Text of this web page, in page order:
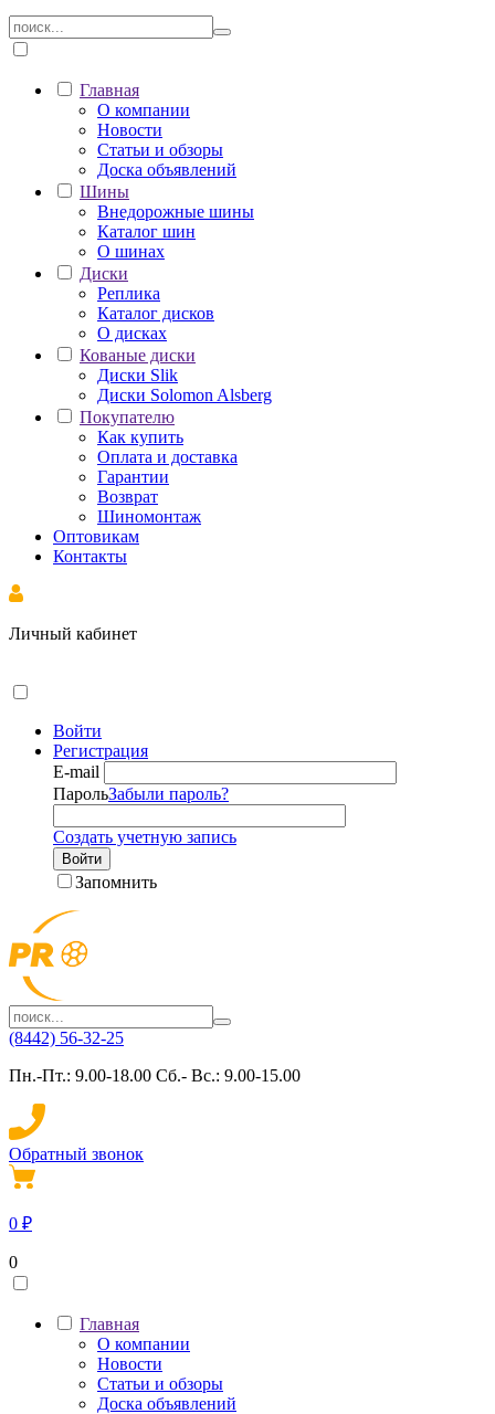
Главная
О компании
Новости
Статьи и обзоры
Доска объявлений
Шины
Внедорожные шины
Каталог шин
О шинах
Диски
Реплика
Каталог дисков
О дисках
Кованые диски
Диски Slik
Диски Solomon Alsberg
Покупателю
Как купить
Оплата и доставка
Гарантии
Возврат
Шиномонтаж
Оптовикам
Контакты
Личный кабинет
Войти
Регистрация
E-mail
ПарольЗабыли пароль?
Создать учетную запись
Войти
Запомнить
(8442) 56-32-25
Пн.-Пт.: 9.00-18.00 Сб.- Вс.: 9.00-15.00
Обратный звонок
0 ₽
0
Главная
О компании
Новости
Статьи и обзоры
Доска объявлений